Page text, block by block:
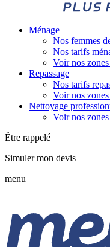
Ménage
Nos femmes
Nos tarifs
Voir nos
Repassage
Nos tarifs
Voir nos
Nettoyage
Voir nos
Être rappelé
Simuler mon devis
menu